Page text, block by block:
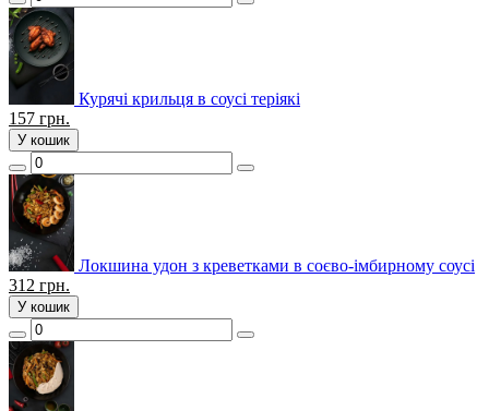
Курячі крильця в соусі теріякі
157 грн.
У кошик
Локшина удон з креветками в соєво-імбирному соусі
312 грн.
У кошик